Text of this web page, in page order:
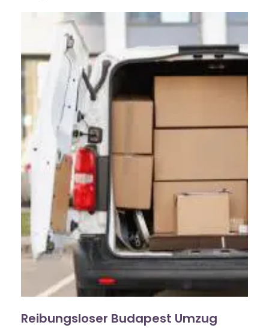
Reibungsloser Budapest Umzug